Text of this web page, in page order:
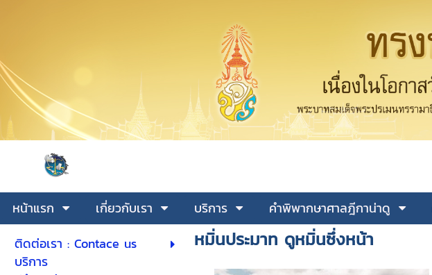
หน้าแรก เกี่ยวกับเรา บริการ คำพิพากษาศาลฎีกาน่าดู
ติดต่อเรา : Contace us
บริการ
หมิ่นประมาท ดูหมิ่นซึ่งหน้า